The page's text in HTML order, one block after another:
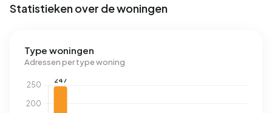
Statistieken over de woningen
Type woningen
Adressen per type woning